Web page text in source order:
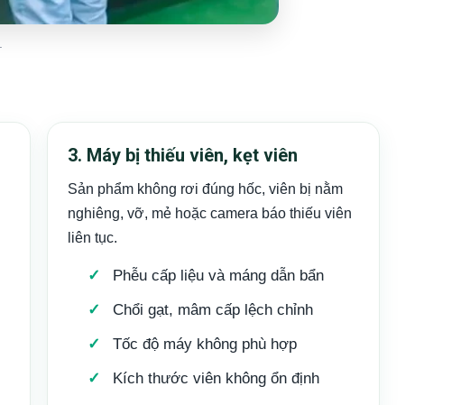
3. Máy bị thiếu viên, kẹt viên
Sản phẩm không rơi đúng hốc, viên bị nằm
nghiêng, vỡ, mẻ hoặc camera báo thiếu viên
liên tục.
Phễu cấp liệu và máng dẫn bẩn
Chổi gạt, mâm cấp lệch chỉnh
Tốc độ máy không phù hợp
Kích thước viên không ổn định